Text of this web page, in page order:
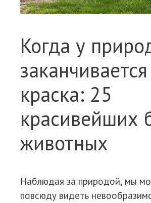
Когда у
заканчивается
краска: 25
красивейших
животных
Наблюдая за природой, мы
повсюду видеть